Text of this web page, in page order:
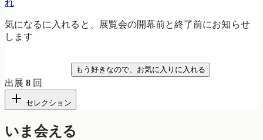
れ
気になるに入れると、展覧会の開幕前と終了前にお知らせ
します
もう好きなので、お気に入りに入れる
出展8 回
セレクション
いま会える